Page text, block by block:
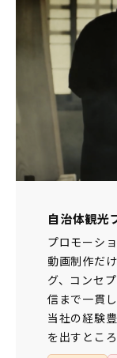
自治体観光
プロモーシ
動画制作だ
グ、コンセ
信まで一貫
当社の経験
を出すとこ